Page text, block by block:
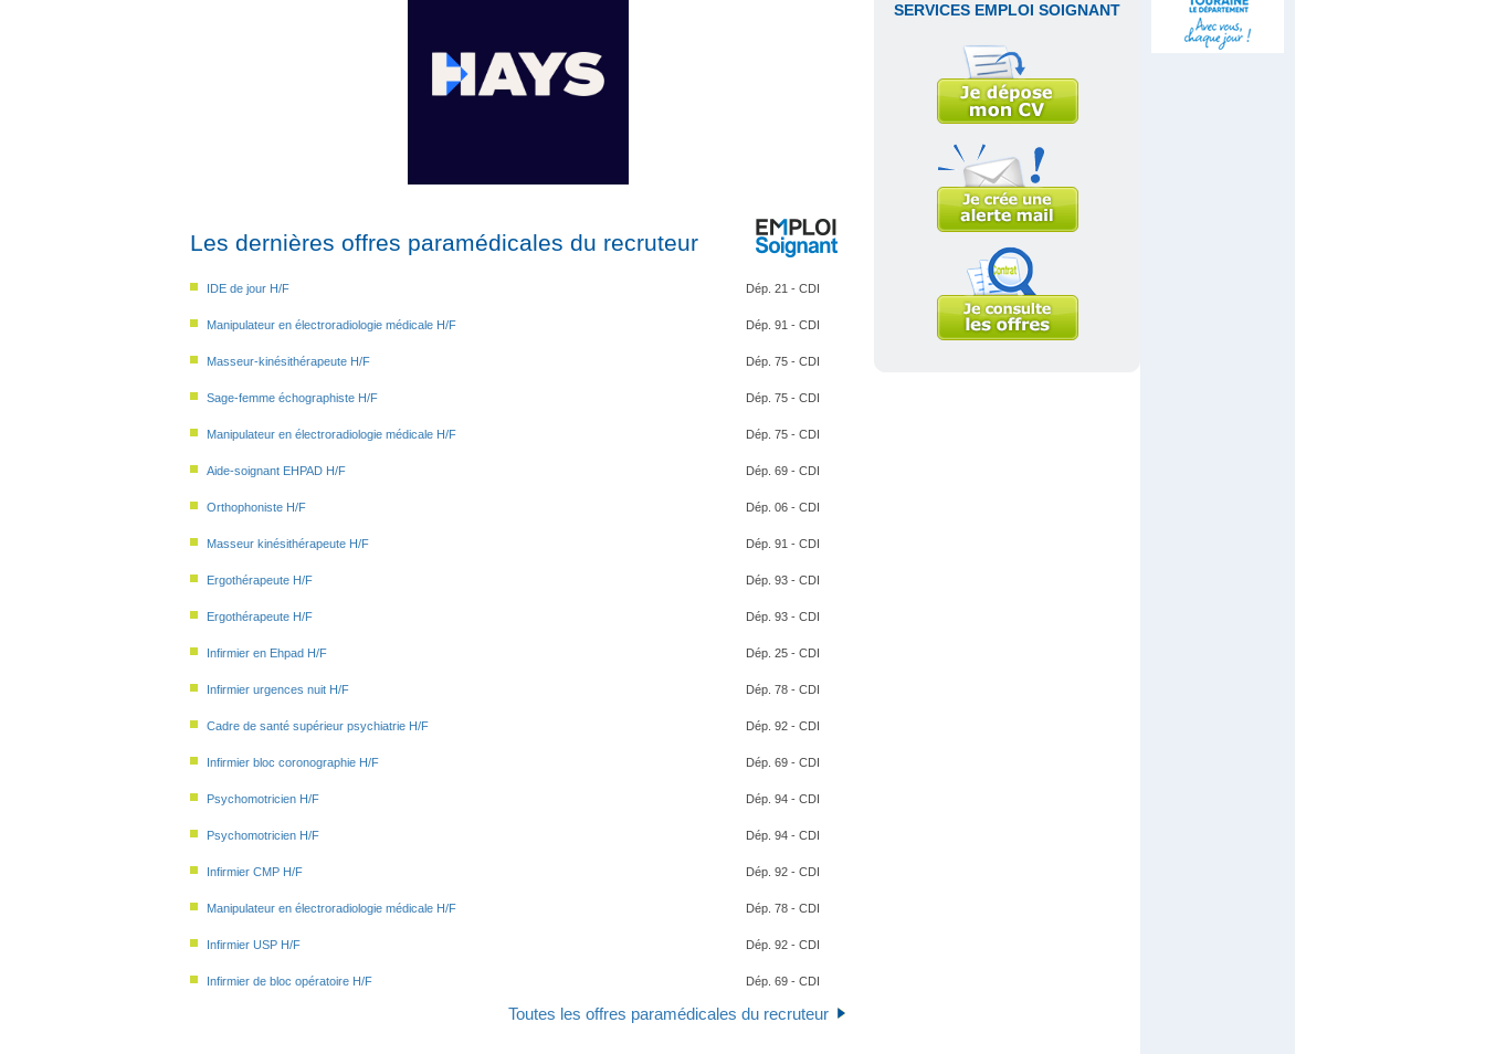
Les dernières offres paramédicales du recruteur
IDE de jour H/F Dép. 21 - CDI
Manipulateur en électroradiologie médicale H/F Dép. 91 - CDI
Masseur-kinésithérapeute H/F Dép. 75 - CDI
Sage-femme échographiste H/F Dép. 75 - CDI
Manipulateur en électroradiologie médicale H/F Dép. 75 - CDI
Aide-soignant EHPAD H/F Dép. 69 - CDI
Orthophoniste H/F Dép. 06 - CDI
Masseur kinésithérapeute H/F Dép. 91 - CDI
Ergothérapeute H/F Dép. 93 - CDI
Ergothérapeute H/F Dép. 93 - CDI
Infirmier en Ehpad H/F Dép. 25 - CDI
Infirmier urgences nuit H/F Dép. 78 - CDI
Cadre de santé supérieur psychiatrie H/F Dép. 92 - CDI
Infirmier bloc coronographie H/F Dép. 69 - CDI
Psychomotricien H/F Dép. 94 - CDI
Psychomotricien H/F Dép. 94 - CDI
Infirmier CMP H/F Dép. 92 - CDI
Manipulateur en électroradiologie médicale H/F Dép. 78 - CDI
Infirmier USP H/F Dép. 92 - CDI
Infirmier de bloc opératoire H/F Dép. 69 - CDI
Toutes les offres paramédicales du recruteur
SERVICES EMPLOI SOIGNANT